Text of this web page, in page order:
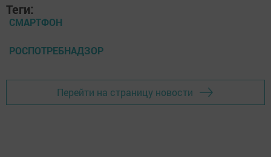
Теги:
СМАРТФОН
РОСПОТРЕБНАДЗОР
Перейти на страницу новости